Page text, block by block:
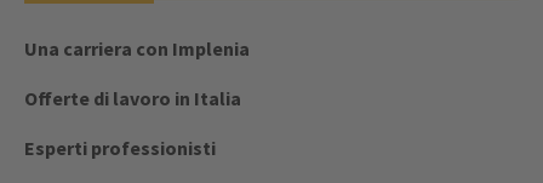
Una carriera con Implenia
Offerte di lavoro in Italia
Esperti professionisti